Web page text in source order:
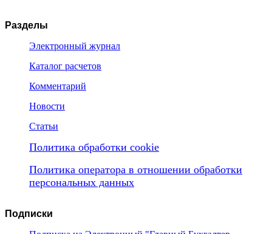
Разделы
Электронный журнал
Каталог расчетов
Комментарий
Новости
Статьи
Политика обработки cookie
Политика оператора в отношении обработки
персональных данных
Подписки